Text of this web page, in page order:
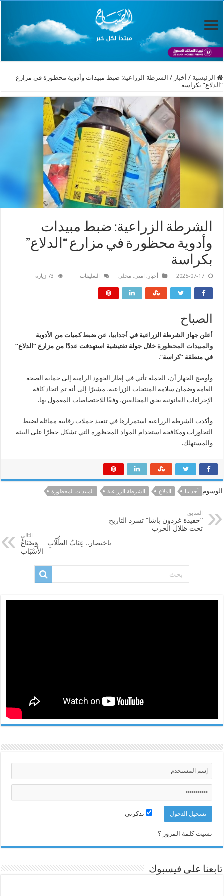
الرئيسية / أخبار / الشرطة الزراعية: ضبط مبيدات وأدوية محظورة في مزارع
“الدلاع” بكراسة
الشرطة الزراعية: ضبط مبيدات
وأدوية محظورة في مزارع “الدلاع”
بكراسة
2025-07-17 أخبار , امني, محلي التعليقات
“الدلاع”
مغلقة
73 زيارة
الصباح
أعلن جهاز الشرطة الزراعية في أجدابيا، عن ضبط كميات من الأدوية
و المبيدات المحظورة خلال جولة تفتيشية استهدفت عددًا من مزارع “الدلاع”
في منطقة “كراسة“.
وأوضح الجهاز أن، الحملة تأتي في إطار الجهود الرامية إلى حماية الصحة
العامة وضمان سلامة المنتجات الزراعية، مشيرًا إلى أنه تم اتخاذ كافة
الإجراءات القانونية بحق المخالفين، وفقًا للاختصاصات المعمول بها.
وأكدت الشرطة الزراعية استمرارها في تنفيذ حملات رقابية مماثلة لضبط
التجاوزات ومكافحة استخدام المواد المحظورة التي تشكل خطرًا على البيئة
والمستهلك.
الوسوم أجدابيا الدلاع الشرطة الزراعية المبيدات المحظورة
السابق
“حفيدة غردون باشا” تسرد التاريخ
تحت ظلال الحرب
التالي
باختصار.. غِيَابُ الطُّلّابِ… وَضَيَاعُ
الأَسْبَابِ
تذكرني
نسيت كلمة المرور ؟
تابعنا على فيسبوك